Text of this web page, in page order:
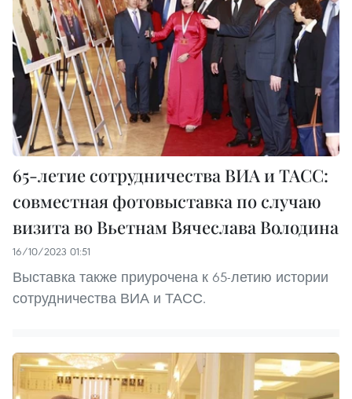
65-летие сотрудничества ВИА и ТАСС:
совместная фотовыставка по случаю
визита во Вьетнам Вячеслава Володина
16/10/2023 01:51
Выставка также приурочена к 65-летию истории
сотрудничества ВИА и ТАСС.